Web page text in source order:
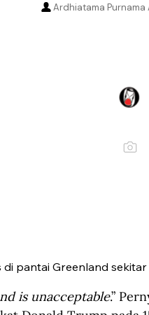
Ardhiatama Purnama
di pantai Greenland
is unacceptable.”